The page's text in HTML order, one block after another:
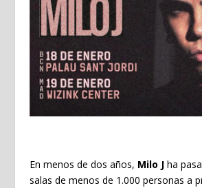
En menos de dos años, Milo J ha
salas de menos de 1.000 personas a